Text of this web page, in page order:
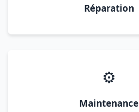
Réparation
⚙️
Maintenance